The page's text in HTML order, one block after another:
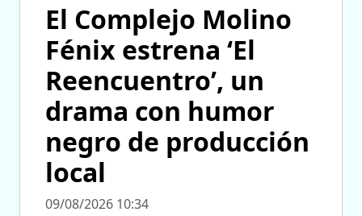
El Complejo Molino
Fénix estrena ‘El
Reencuentro’, un
drama con humor
negro de producción
local
09/08/2026 10:34